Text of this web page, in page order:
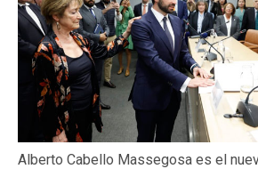
Alberto Cabello Massegosa es el